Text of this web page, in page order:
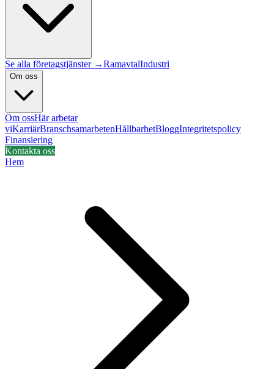
Se alla företagstjänster →RamavtalIndustri
Om oss
Om ossHär arbetar
viKarriärBranschsamarbetenHållbarhetBloggIntegritetspolicy
Finansiering
Kontakta oss
Hem